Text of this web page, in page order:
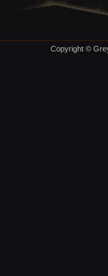
Copyright ©